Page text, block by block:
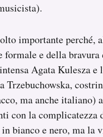
importante perché,
formale e della bravura
Agata Kulesza e
Trzebuchowska,
ma anche italiano)
con la complicatezza
bianco e nero, ma la